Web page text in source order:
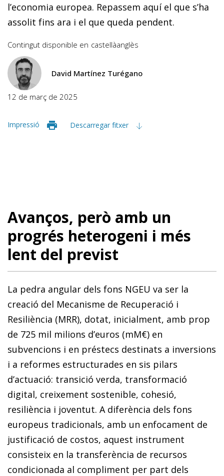
l’economia europea. Repassem aquí el que s’ha
assolit fins ara i el que queda pendent.
Contingut disponible en castellàanglès
David Martínez Turégano
12 de març de 2025
Impressió Descarregar fitxer
Avanços, però amb un
progrés heterogeni i més
lent del previst
La pedra angular dels fons NGEU va ser la
creació del Mecanisme de Recuperació i
Resiliència (MRR), dotat, inicialment, amb prop
de 725 mil milions d’euros (mM€) en
subvencions i en préstecs destinats a inversions
i a reformes estructurades en sis pilars
d’actuació: transició verda, transformació
digital, creixement sostenible, cohesió,
resiliència i joventut. A diferència dels fons
europeus tradicionals, amb un enfocament de
justificació de costos, aquest instrument
consisteix en la transferència de recursos
condicionada al compliment per part dels